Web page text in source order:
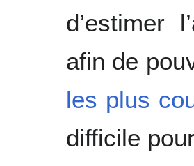
d’estimer
afin de
les plus
difficile